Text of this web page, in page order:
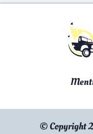
© Copyright